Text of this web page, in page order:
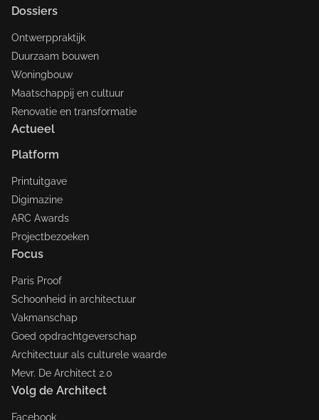
Dossiers
Ontwerppraktijk
Duurzaam bouwen
Woningbouw
Maatschappij en cultuur
Renovatie en transformatie
Actueel
Platform
Printuitgave
Digimazine
ARC Awards
Projectbezoeken
Focus
Paris Proof
Schoonheid in architectuur
Vakmanschap
Goed opdrachtgeverschap
Architectuur als culturele waarde
Mevr. De Architect 2.0
Volg de Architect
Facebook